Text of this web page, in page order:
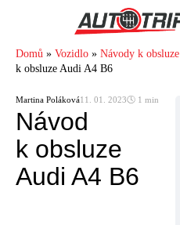
Domů » Vozidlo » Návody k obsluze
k obsluze Audi A4 B6
Martina Poláková11. 01. 2023🕓 1 min
Návod
k obsluze
Audi A4 B6